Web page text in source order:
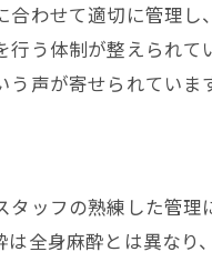
鎮静法の口コミでよ
鎮静は怖かった？知
内鎮静の基本的な仕組
わせて適切に管理
う体制が整えられ
声が寄せられていま
ッフの熟練した管
全身麻酔とは異な